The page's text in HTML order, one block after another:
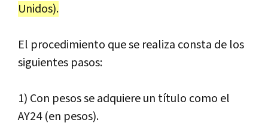
Unidos).
El procedimiento que se realiza consta de los
siguientes pasos:
1) Con pesos se adquiere un título como el
AY24 (en pesos).